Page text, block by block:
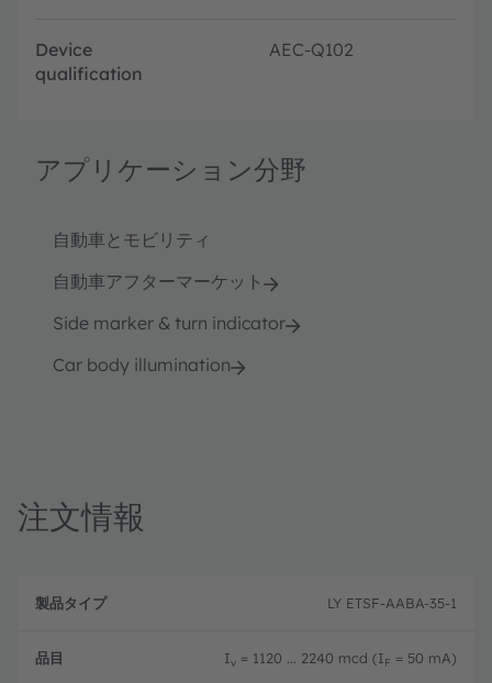
Device
qualification
AEC-Q102
アプリケーション分野
自動車とモビリティ
自動車アフターマーケット
Side marker & turn indicator
Car body illumination
注文情報
品
プ
品
LY ETSF-AABA-35-1
Iv = 1120 ... 2240 mcd (IF = 50 mA)